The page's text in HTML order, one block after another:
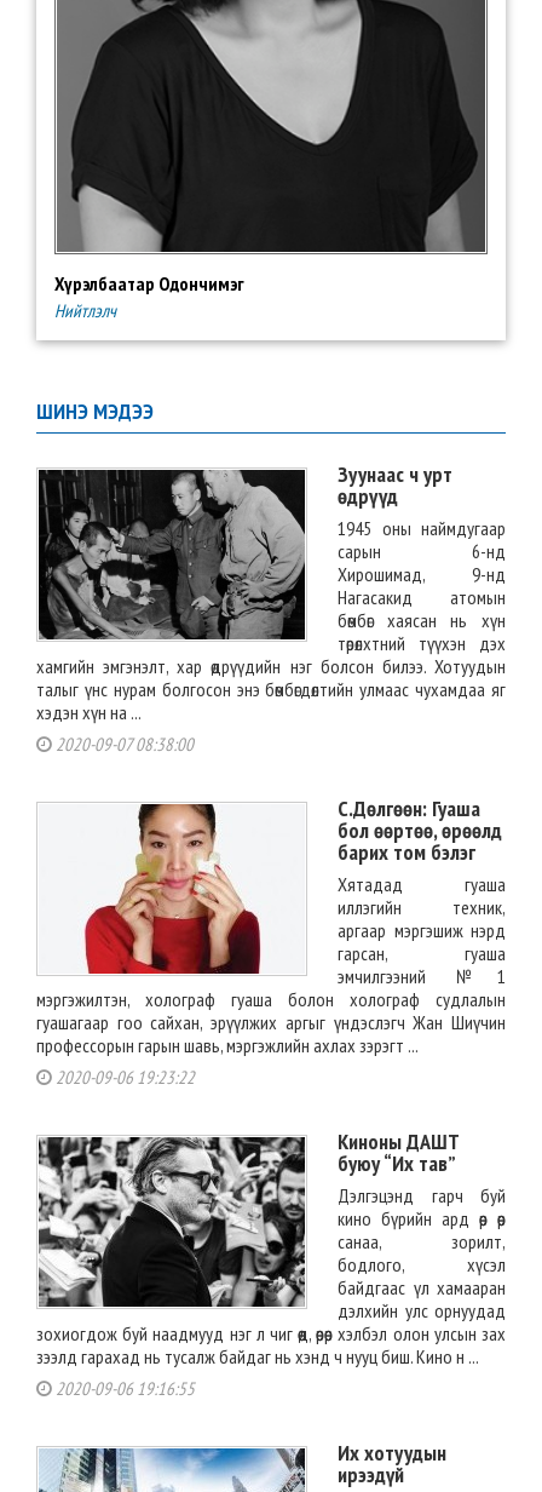
Хүрэлбаатар Одончимэг
Нийтлэлч
ШИНЭ МЭДЭЭ
Зуунаас ч урт
өдрүүд
1945 оны наймдугаар
сарын 6-нд
Хирошимад, 9-нд
Нагасакид атомын
бөмбөг хаясан нь хүн
төрөлхтний түүхэн дэх
хамгийн эмгэнэлт, хар өдрүүдийн нэг болсон билээ. Хотуудын
талыг үнс нурам болгосон энэ бөмбөгдөлтийн улмаас чухамдаа яг
хэдэн хүн на ...
2020-09-07 08:38:00
С.Дөлгөөн: Гуаша
бол өөртөө, өрөөлд
барих том бэлэг
Хятадад гуаша
иллэгийн техник,
аргаар мэргэшиж нэрд
гарсан, гуаша
эмчилгээний №1
мэргэжилтэн, холограф гуаша болон холограф судлалын
гуашагаар гоо сайхан, эрүүлжих аргыг үндэслэгч Жан Шиүчин
профессорын гарын шавь, мэргэжлийн ахлах зэрэгт ...
2020-09-06 19:23:22
Киноны ДАШТ
буюу “Их тав”
Дэлгэцэнд гарч буй
кино бүрийн ард өөр өөр
санаа, зорилт,
бодлого, хүсэл
байдгаас үл хамааран
дэлхийн улс орнуудад
зохиогдож буй наадмууд нэг л чиг өөд, өөрөөр хэлбэл олон улсын зах
зээлд гарахад нь тусалж байдаг нь хэнд ч нууц биш. Кино н ...
2020-09-06 19:16:55
Их хотуудын
ирээдүй